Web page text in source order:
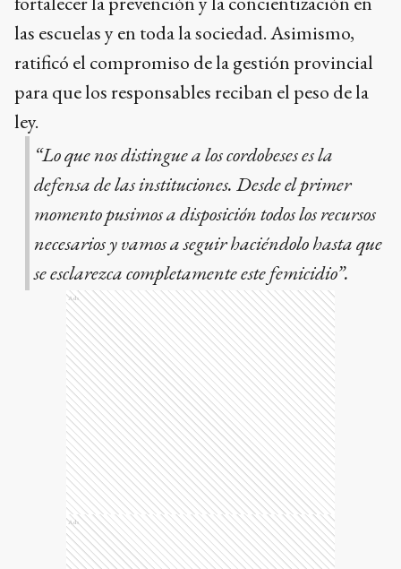
las escuelas y en toda la sociedad. Asimismo,
ratificó el compromiso de la gestión provincial
para que los responsables reciban el peso de la
ley.
“Lo que nos distingue a los cordobeses es la
defensa de las instituciones. Desde el primer
momento pusimos a disposición todos los recursos
necesarios y vamos a seguir haciéndolo hasta que
se esclarezca completamente este femicidio”.
Ads
Ads